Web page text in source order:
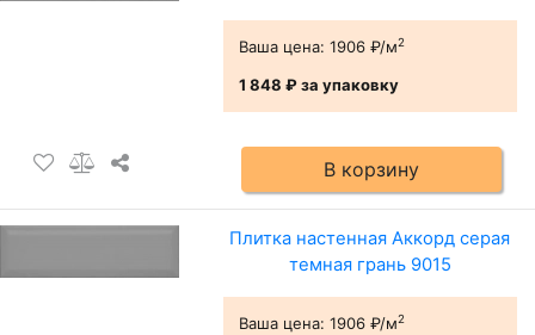
Ваша цена: 1906 ₽/м2
1 848 ₽за упаковку
В корзину
Плитка настенная Аккорд серая
темная грань 9015
Ваша цена: 1906 ₽/м2